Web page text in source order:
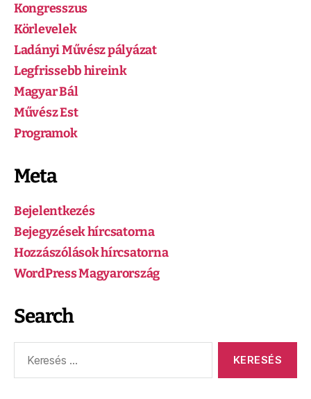
Kongresszus
Körlevelek
Ladányi Művész pályázat
Legfrissebb hireink
Magyar Bál
Művész Est
Programok
Meta
Bejelentkezés
Bejegyzések hírcsatorna
Hozzászólások hírcsatorna
WordPress Magyarország
Search